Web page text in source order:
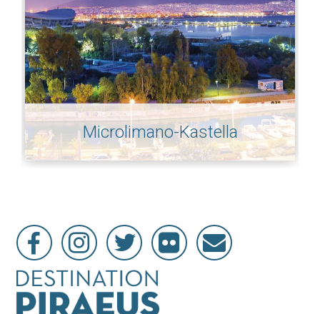
Microlimano-Kastella